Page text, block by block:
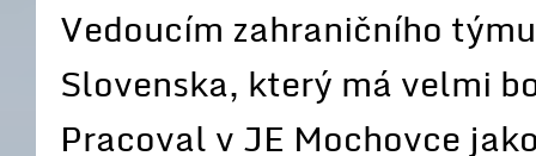
Vedoucím zahraničního
Slovenska, který má velmi
Pracoval v JE Mochovce